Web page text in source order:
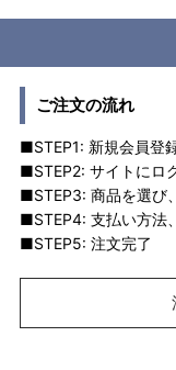
ご注文の流れ
■STEP1: 新規会員登
■STEP2: サイトにロ
■STEP3: 商品を選び
■STEP4: 支払い方法
■STEP5: 注文完了